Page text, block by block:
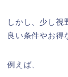
しかし、少し視
良い条件やお得
例えば、